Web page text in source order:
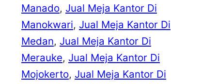
Manado, Jual Meja Kantor Di
Manokwari, Jual Meja Kantor Di
Medan, Jual Meja Kantor Di
Merauke, Jual Meja Kantor Di
Mojokerto, Jual Meja Kantor Di